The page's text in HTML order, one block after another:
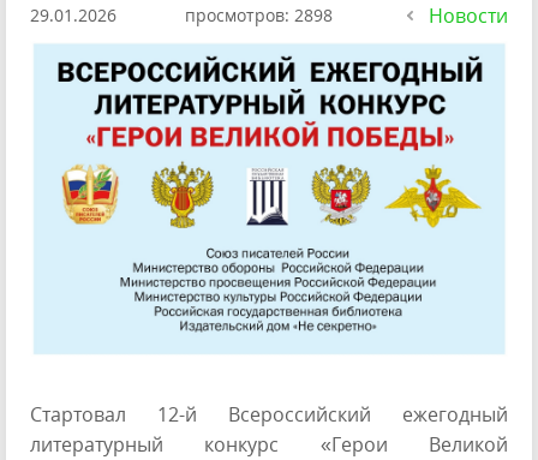
29.01.2026 просмотров: 2898 Новости
Стартовал 12-й Всероссийский ежегодный
литературный конкурс «Герои Великой